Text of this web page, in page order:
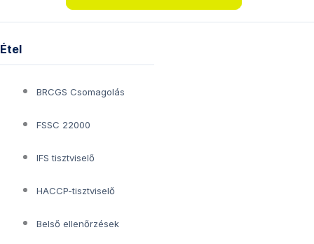
Étel
BRCGS Csomagolás
FSSC 22000
IFS tisztviselő
HACCP-tisztviselő
Belső ellenőrzések